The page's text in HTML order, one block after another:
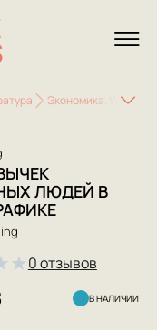
Экономика.
ЛЮДЕЙ В
★0 отзывов
В НАЛИЧИИ